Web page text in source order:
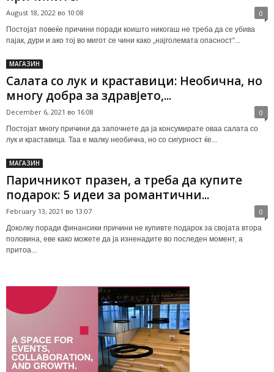
August 18, 2022 во 10:08 0
Постојат повеќе причини поради коишто никогаш не треба да се убива
пајак, дури и ако тој во мигот се чини како „најголемата опасност“...
МАГАЗИН
Салата со лук и краставици: Необична, но
многу добра за здравјето,...
December 6, 2021 во 16:08 0
Постојат многу причини да започнете да ја консумирате оваа салата со
лук и краставица. Таа е малку необична, но со сигурност ќе...
МАГАЗИН
Паричникот празен, а треба да купите
подарок: 5 идеи за романтични...
February 13, 2021 во 13:07 0
Доколку поради финансики причини не купивте подарок за својата втора
половина, еве како можете да ја изненадите во последен момент, а
притоа...